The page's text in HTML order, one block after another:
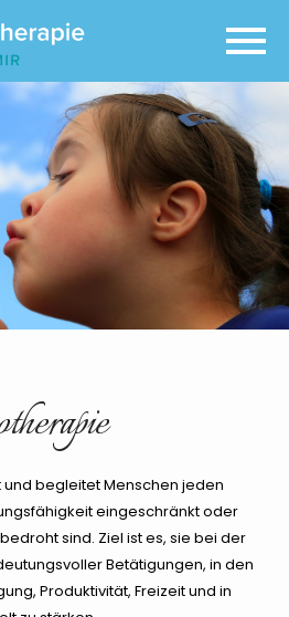
begleitet Menschen jeden
eingeschränkt oder
sind. Ziel ist es, sie bei der
Betätigungen, in den
Produktivität, Freizeit und in